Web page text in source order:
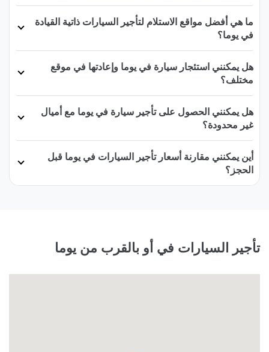
ما هي أفضل مواقع الاستلام لتأجير السيارات ذاتية القيادة
في يوما؟
هل يمكنني استئجار سيارة في يوما وإعادتها في موقع
مختلف؟
هل يمكنني الحصول على تأجير سيارة في يوما مع أميال
غير محدودة؟
أين يمكنني مقارنة أسعار تأجير السيارات في يوما قبل
الحجز؟
تأجير السيارات في أو بالقرب من يوما